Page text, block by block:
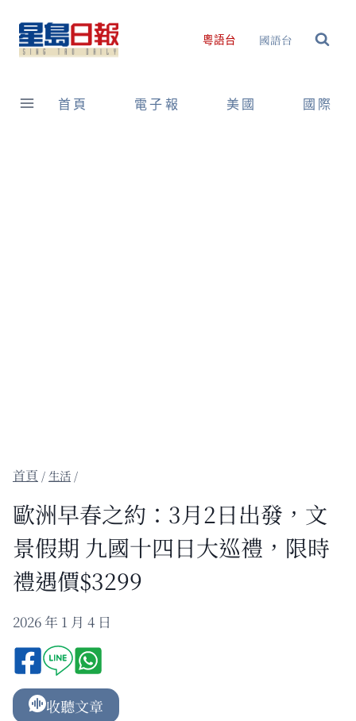
content
粵語台 國語台
首頁 電子報 美國 國際
/生活 /
歐洲早春之約：3月2日出發，文
景假期 九國十四日大巡禮，限時
禮遇價$3299
2026 年 1 月 4 日
收聽文章